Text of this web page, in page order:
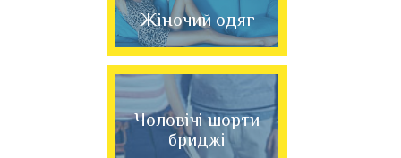
Жіночий одяг
Чоловічі шорти
бриджі